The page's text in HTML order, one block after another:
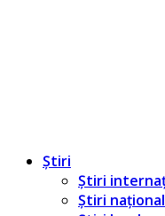
Știri
Știri
Știri